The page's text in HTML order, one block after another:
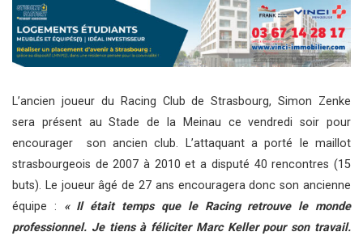
L’ancien joueur du Racing Club de Strasbourg, Simon Zenke
sera présent au Stade de la Meinau ce vendredi soir pour
encourager son ancien club. L’attaquant a porté le maillot
strasbourgeois de 2007 à 2010 et a disputé 40 rencontres (15
buts). Le joueur âgé de 27 ans encouragera donc son ancienne
équipe : « Il était temps que le Racing retrouve le monde
professionnel. Je tiens à féliciter Marc Keller pour son travail.